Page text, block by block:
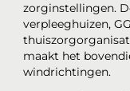
zorginstellingen.
verpleeghuizen,
maakt het
windrichtingen.